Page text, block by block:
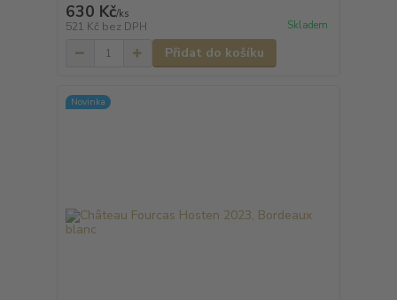
630 Kč/ks
521 Kč bez DPH Skladem
Přidat do košíku
Novinka